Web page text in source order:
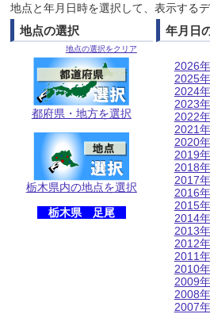
地点と年月日時を選択して、表示する
地点の選択
地点の選択をクリア
都府県・地方を選択
栃木県内の地点を選択
栃木県 足尾
年月日
2026年
2025年
2024年
2023年
2022年
2021年
2020年
2019年
2018年
2017年
2016年
2015年
2014年
2013年
2012年
2011年
2010年
2009年
2008年
2007年